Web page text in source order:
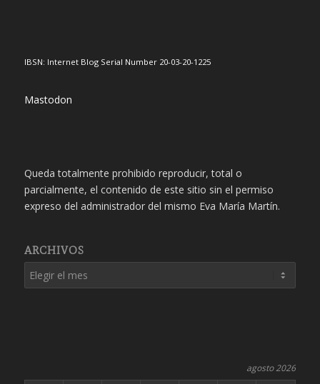
IBSN: Internet Blog Serial Number 20-03-20-1225
Mastodon
Queda totalmente prohibido reproducir, total o
parcialmente, el contenido de este sitio sin el permiso
expreso del administrador del mismo Eva María Martín.
ARCHIVOS
agosto 2026